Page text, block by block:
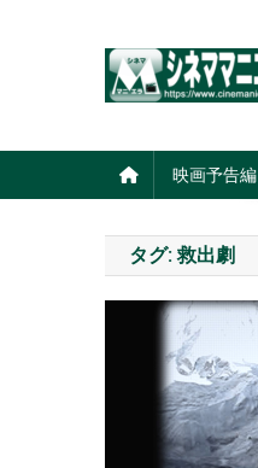
映画予告編
タグ:救出劇